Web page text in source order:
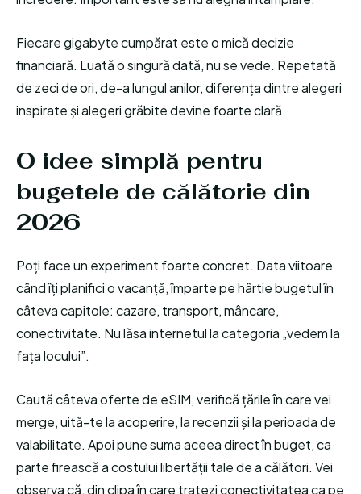
Fiecare gigabyte cumpărat este o mică decizie
financiară. Luată o singură dată, nu se vede. Repetată
de zeci de ori, de-a lungul anilor, diferența dintre alegeri
inspirate și alegeri grăbite devine foarte clară.
O idee simplă pentru
bugetele de călătorie din
2026
Poți face un experiment foarte concret. Data viitoare
când îți planifici o vacanță, împarte pe hârtie bugetul în
câteva capitole: cazare, transport, mâncare,
conectivitate. Nu lăsa internetul la categoria „vedem la
fața locului”.
Caută câteva oferte de eSIM, verifică țările în care vei
merge, uită-te la acoperire, la recenzii și la perioada de
valabilitate. Apoi pune suma aceea direct în buget, ca
parte firească a costului libertății tale de a călători. Vei
observa că, din clipa în care tratezi conectivitatea ca pe